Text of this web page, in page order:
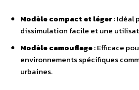
Modèle compact et léger: Idéal
dissimulation facile et une
Modèle camouflage: Efficace
environnements spécifiques
urbaines.